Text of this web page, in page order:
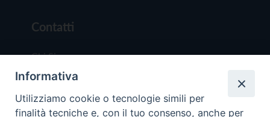
Contatti
Chi Siamo
Redazione
Scrivici
Informativa
Utilizziamo cookie o tecnologie simili per
finalità tecniche e, con il tuo consenso, anche per